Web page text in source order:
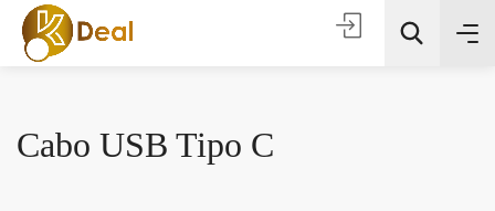
Cabo USB Tipo C